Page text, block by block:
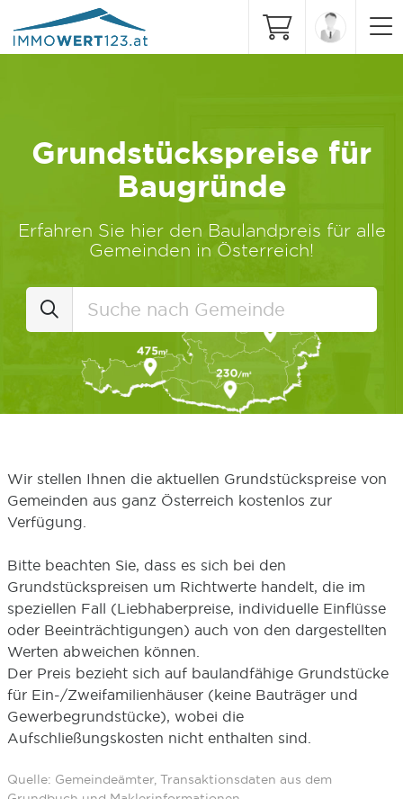
Grundstückspreise für
Baugründe
Erfahren Sie hier den Baulandpreis für alle
Gemeinden in Österreich!
Wir stellen Ihnen die aktuellen Grundstückspreise von
Gemeinden aus ganz Österreich kostenlos zur
Verfügung.
Bitte beachten Sie, dass es sich bei den
Grundstückspreisen um Richtwerte handelt, die im
speziellen Fall (Liebhaberpreise, individuelle Einflüsse
oder Beeinträchtigungen) auch von den dargestellten
Werten abweichen können.
Der Preis bezieht sich auf baulandfähige Grundstücke
für Ein-/Zweifamilienhäuser (keine Bauträger und
Gewerbegrundstücke), wobei die
Aufschließungskosten nicht enthalten sind.
Quelle: Gemeindeämter, Transaktionsdaten aus dem